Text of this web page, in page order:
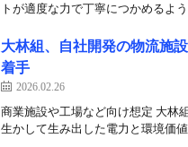
トが適度な力で丁寧につかめるよ
大林組、自社開発の物流施
着手
2026.02.26
商業施設や工場など向け想定 大林
生かして生み出した電力と環境価